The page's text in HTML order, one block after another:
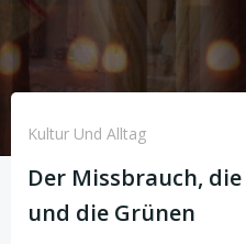
Kultur Und Alltag
Der Missbrauch,
und die Grünen